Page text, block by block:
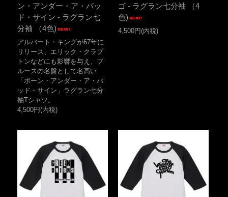
ン・アンダー・ア・バッ
ド・サイン - ラグラン七
分袖 （4色)
アルバート・キングが67年に
リリース、エリック・クラプ
トンなどにも影響を与え、ブ
ルースの名盤として名高い
「ボーン・アンダー・ア・バ
ッド・サイン」ラグラン七分
袖Tシャツ。
4,500円(内税)
ゴ - ラグラン七分袖 （4
色)
4,500円(内税)